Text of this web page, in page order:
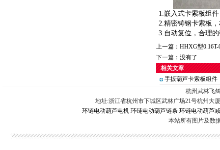
1.嵌入式卡索板组
2.精密铸钢卡索板
3.自动复位，合理
上一篇： HHXG型
下一篇：没有了
相关文章
手扳葫芦卡索板组件
杭州武林飞
地址:浙江省杭州市下城区武林广场21号杭州大厦
环链电动葫芦电机 环链电动葫芦链条 环链电动葫芦
本站所有图片及数